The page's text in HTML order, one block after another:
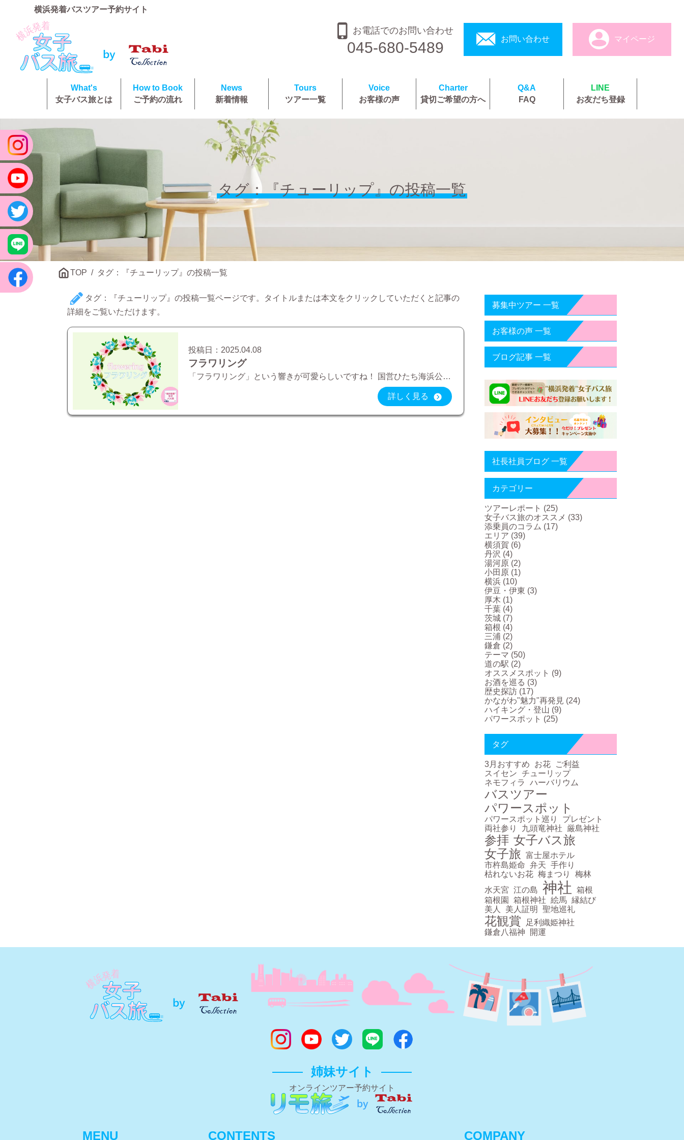
横浜発着バスツアー予約サイト
お電話でのお問い合わせ
045-680-5489 お問い合わせ マイページ
What's
女子バス旅とは
How to Book
ご予約の流れ
News
新着情報
Tours
ツアー一覧
Voice
お客様の声
Charter
貸切ご希望の方へ
Q&A
FAQ
LINE
お友だち登録
タグ：『チューリップ』の投稿一覧
TOP タグ：『チューリップ』の投稿一覧
タグ：『チューリップ』の投稿一覧ページです。タイトルまたは本文をクリックしていただくと記事の
詳細をご覧いただけます。
投稿日： 2025.04.08
フラワリング
「フラワリング」という響きが可愛らしいですね！ 国営ひたち海浜公園では、お花のイベント「フラワリング2025」が開催中！ ネモフィラだけだと思っているのは大間違い！ この時期にしか見れないお花が咲き乱れます
詳しく見る
募集中ツアー 一覧
お客様の声 一覧
ブログ記事 一覧
社長社員ブログ 一覧
カテゴリー
ツアーレポート (25)
女子バス旅のオススメ (33)
添乗員のコラム (17)
エリア (39)
横須賀 (6)
丹沢 (4)
湯河原 (2)
小田原 (1)
横浜 (10)
伊豆・伊東 (3)
厚木 (1)
千葉 (4)
茨城 (7)
箱根 (4)
三浦 (2)
鎌倉 (2)
テーマ (50)
道の駅 (2)
オススメスポット (9)
お酒を巡る (3)
歴史探訪 (17)
かながわ"魅力"再発見 (24)
ハイキング・登山 (9)
パワースポット (25)
タグ
3月おすすめ お花
ご利益
スイセン
チューリップ
ネモフィラ
ハーバリウム
バスツアー
パワースポット
パワースポット巡り
プレゼント
両社参り
九頭竜神社 厳島神社
参拝 女子バス旅
女子旅 富士屋ホテル
市杵島姫命 弁天 手作り
枯れないお花 梅まつり
梅林
水天宮 江の島 神社
箱根
箱根園
箱根神社 絵馬 縁結び
美人
美人証明 聖地巡礼
花観賞
足利織姫神社
鎌倉八福神
開運
姉妹サイト
オンラインツアー予約サイト
MENU CONTENTS COMPANY